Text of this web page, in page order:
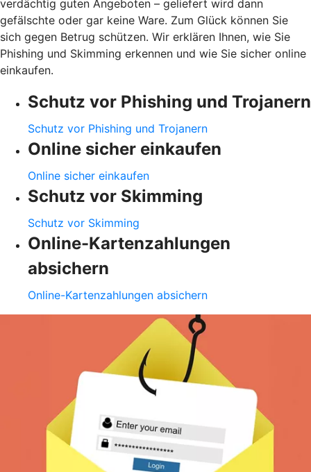
verdächtig guten Angeboten – geliefert wird dann
gefälschte oder gar keine Ware. Zum Glück können Sie
sich gegen Betrug schützen. Wir erklären Ihnen, wie Sie
Phishing und Skimming erkennen und wie Sie sicher online
einkaufen.
Schutz vor Phishing und Trojanern
Schutz vor Phishing und Trojanern
Online sicher einkaufen
Online sicher einkaufen
Schutz vor Skimming
Schutz vor Skimming
Online-Kartenzahlungen
absichern
Online-Kartenzahlungen absichern